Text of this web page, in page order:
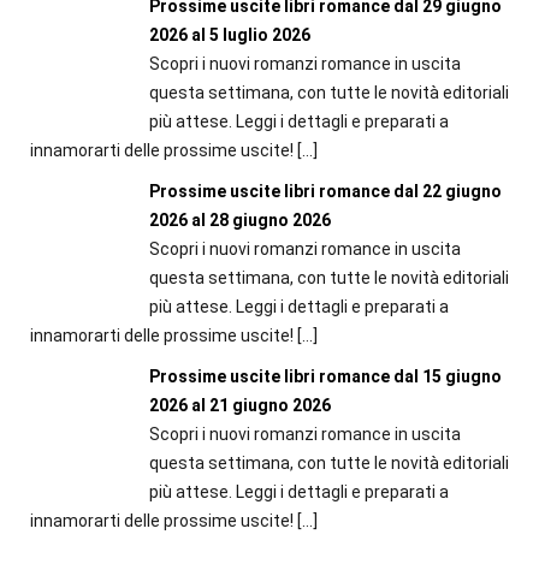
Prossime uscite libri romance dal 29 giugno
2026 al 5 luglio 2026
Scopri i nuovi romanzi romance in uscita
questa settimana, con tutte le novità editoriali
più attese. Leggi i dettagli e preparati a
innamorarti delle prossime uscite! […]
Prossime uscite libri romance dal 22 giugno
2026 al 28 giugno 2026
Scopri i nuovi romanzi romance in uscita
questa settimana, con tutte le novità editoriali
più attese. Leggi i dettagli e preparati a
innamorarti delle prossime uscite! […]
Prossime uscite libri romance dal 15 giugno
2026 al 21 giugno 2026
Scopri i nuovi romanzi romance in uscita
questa settimana, con tutte le novità editoriali
più attese. Leggi i dettagli e preparati a
innamorarti delle prossime uscite! […]